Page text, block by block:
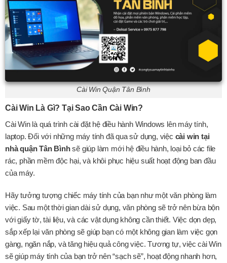
Cài Win Quận Tân Bình
Cài Win Là Gì? Tại Sao Cần Cài Win?
Cài Win là quá trình cài đặt hệ điều hành Windows lên máy tính,
laptop. Đối với những máy tính đã qua sử dụng, việc cài win tại
nhà quận Tân Bìnhsẽ giúp làm mới hệ điều hành, loại bỏ các file
rác, phần mềm độc hại, và khôi phục hiệu suất hoạt động ban đầu
của máy.
Hãy tưởng tượng chiếc máy tính của bạn như một văn phòng làm
việc. Sau một thời gian dài sử dụng, văn phòng sẽ trở nên bừa bộn
với giấy tờ, tài liệu, và các vật dụng không cần thiết. Việc dọn dẹp,
sắp xếp lại văn phòng sẽ giúp bạn có một không gian làm việc gọn
gàng, ngăn nắp, và tăng hiệu quả công việc. Tương tự, việc cài Win
sẽ giúp máy tính của bạn trở nên “sạch sẽ”, hoạt động nhanh hơn,